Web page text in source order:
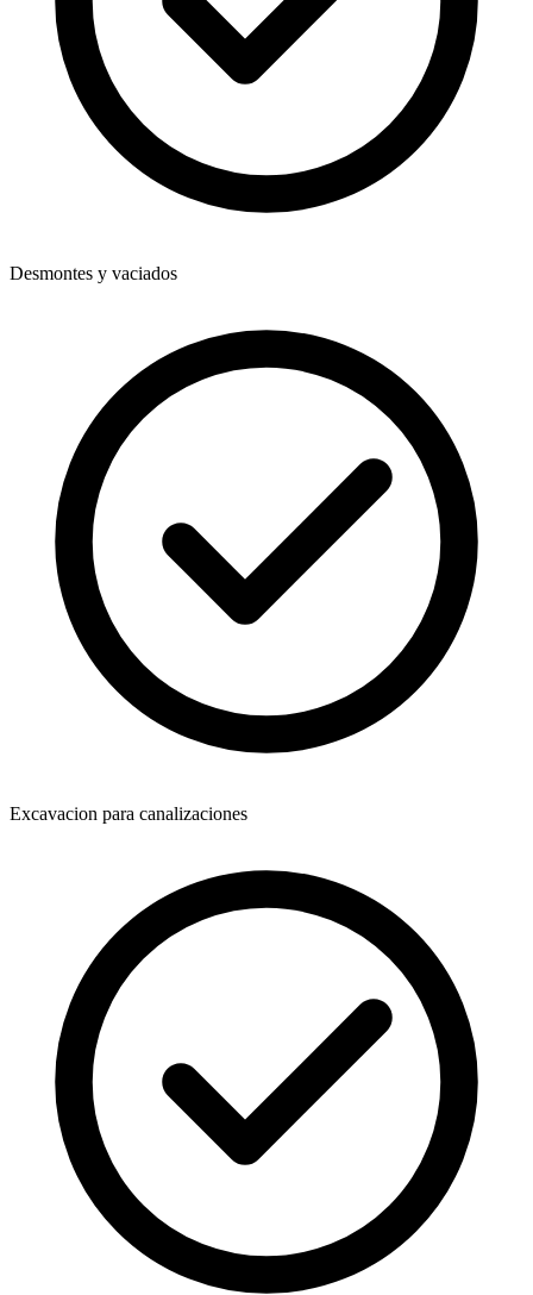
Desmontes y vaciados
Excavacion para canalizaciones